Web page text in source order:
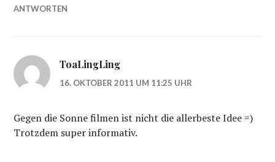
ANTWORTEN
ToaLingLing
16. OKTOBER 2011 UM 11:25 UHR
Gegen die Sonne filmen ist nicht die allerbeste Idee =)
Trotzdem super informativ.